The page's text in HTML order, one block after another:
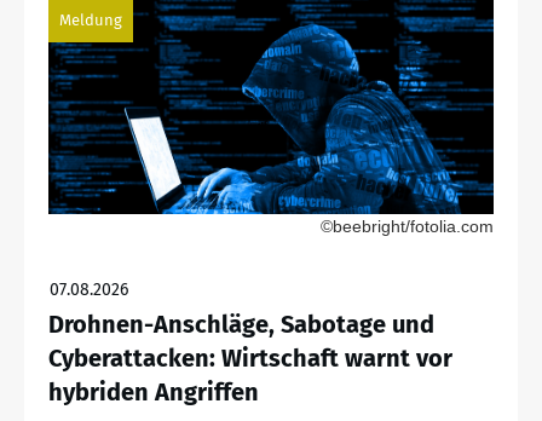
Meldung
©beebright/fotolia.com
07.08.2026
Drohnen-Anschläge, Sabotage und
Cyberattacken: Wirtschaft warnt vor
hybriden Angriffen